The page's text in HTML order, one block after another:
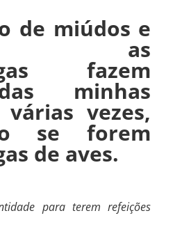
de miúdos e
as
fazem
minhas
várias vezes,
se forem
de aves.
para terem refeições